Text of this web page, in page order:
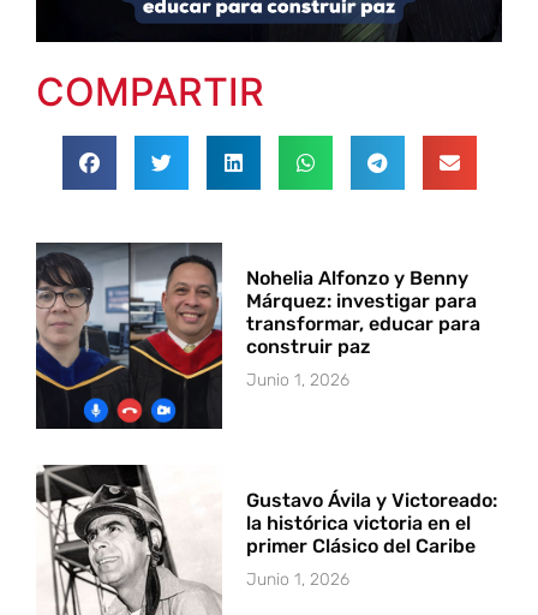
COMPARTIR
Nohelia Alfonzo y Benny
Márquez: investigar para
transformar, educar para
construir paz
Junio 1, 2026
Gustavo Ávila y Victoreado:
la histórica victoria en el
primer Clásico del Caribe
Junio 1, 2026